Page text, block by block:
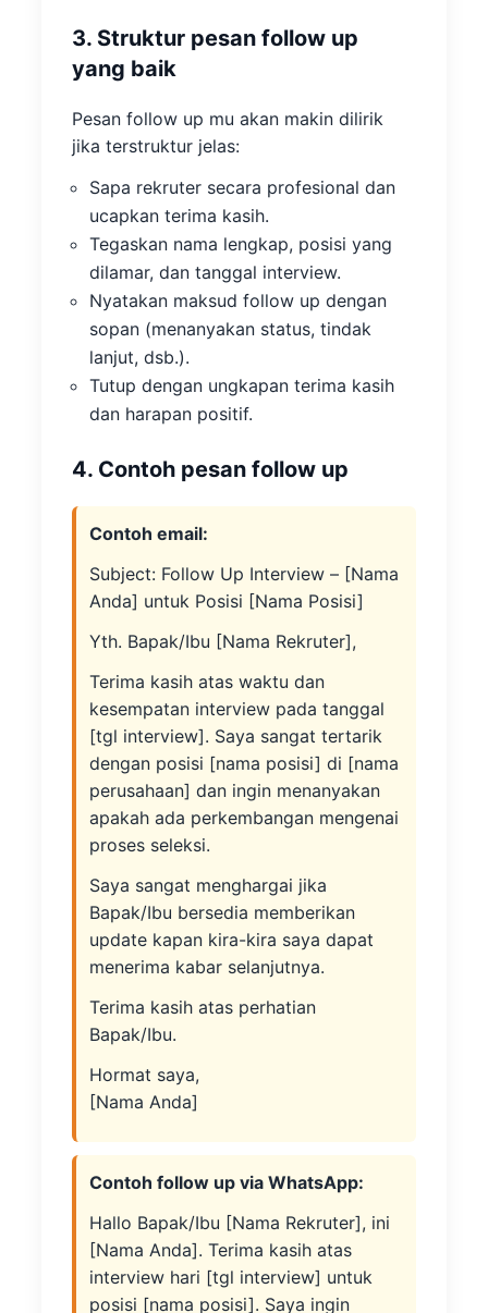
3. Struktur pesan follow up
yang baik
Pesan follow up mu akan makin dilirik
jika terstruktur jelas:
Sapa rekruter secara profesional dan
ucapkan terima kasih.
Tegaskan nama lengkap, posisi yang
dilamar, dan tanggal interview.
Nyatakan maksud follow up dengan
sopan (menanyakan status, tindak
lanjut, dsb.).
Tutup dengan ungkapan terima kasih
dan harapan positif.
4. Contoh pesan follow up
Contoh email:
Subject: Follow Up Interview – [Nama
Anda] untuk Posisi [Nama Posisi]
Yth. Bapak/Ibu [Nama Rekruter],
Terima kasih atas waktu dan
kesempatan interview pada tanggal
[tgl interview]. Saya sangat tertarik
dengan posisi [nama posisi] di [nama
perusahaan] dan ingin menanyakan
apakah ada perkembangan mengenai
proses seleksi.
Saya sangat menghargai jika
Bapak/Ibu bersedia memberikan
update kapan kira-kira saya dapat
menerima kabar selanjutnya.
Terima kasih atas perhatian
Bapak/Ibu.
Hormat saya,
[Nama Anda]
Contoh follow up via WhatsApp:
Hallo Bapak/Ibu [Nama Rekruter], ini
[Nama Anda]. Terima kasih atas
interview hari [tgl interview] untuk
posisi [nama posisi]. Saya ingin